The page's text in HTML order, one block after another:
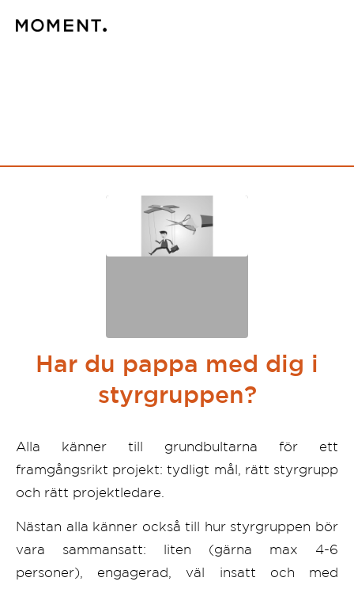
Har du pappa med dig i
styrgruppen?
Alla känner till grundbultarna för ett
framgångsrikt projekt: tydligt mål, rätt styrgrupp
och rätt projektledare.
Nästan alla känner också till hur styrgruppen bör
vara sammansatt: liten (gärna max 4-6
personer), engagerad, väl insatt och med